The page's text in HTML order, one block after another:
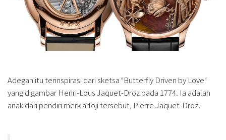
Adegan itu terinspirasi dari sketsa "Butterfly Driven by Love"
yang digambar Henri-Lous Jaquet-Droz pada 1774. Ia adalah
anak dari pendiri merk arloji tersebut, Pierre Jaquet-Droz.